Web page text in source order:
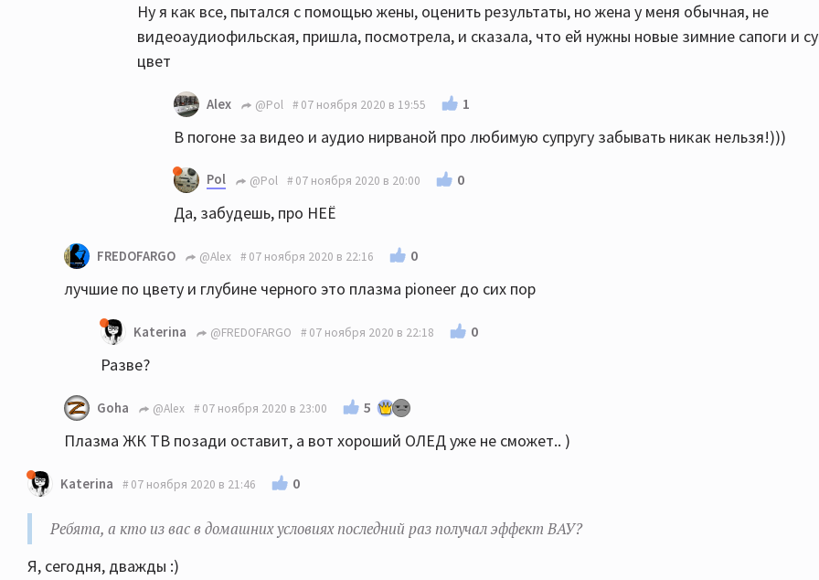
Ну я как все, пытался с помощью жены, оценить результаты, но жена у меня обычная, не
видеоаудиофильская, пришла, посмотрела, и сказала, что ей нужны новые зимние сапоги и
цвет
Alex @Pol 07 ноября 2020 в 19:55 1
В погоне за видео и аудио нирваной про любимую супругу забывать никак нельзя!)))
Pol @Pol 07 ноября 2020 в 20:00 0
Да, забудешь, про НЕЁ
FREDOFARGO @Alex 07 ноября 2020 в 22:16 0
лучшие по цвету и глубине черного это плазма pioneer до сих пор
Katerina @FREDOFARGO 07 ноября 2020 в 22:18 0
Разве?
Goha @Alex 07 ноября 2020 в 23:00 5
Плазма ЖК ТВ позади оставит, а вот хороший ОЛЕД уже не сможет.. )
Katerina 07 ноября 2020 в 21:46 0
Ребята, а кто из вас в домашних условиях последний раз получал эффект ВАУ?
Я, сегодня, дважды :)